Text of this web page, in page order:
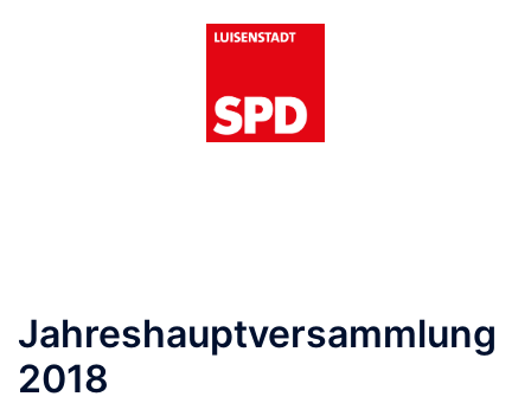
Jahreshauptversammlung
2018